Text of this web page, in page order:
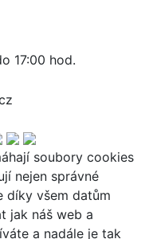
17:00 hod.
soubory cookies
nejen správné
díky všem datům
jak náš web a
a nadále je tak